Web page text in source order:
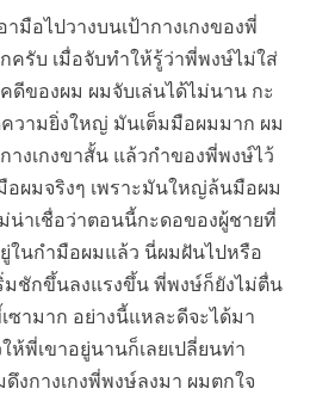
มือไปวางบนเป้ากางเกงของพี่
รับ เมื่อจับทำให้รู้ว่าพี่พงษ์ไม่ใส่
ดีของผม ผมจับเล่นได้ไม่นาน กะ
วามยิ่งใหญ่ มันเต็มมือผมมาก ผม
างเกงขาสั้น แล้วกำของพี่พงษ์ไว้
ผมจริงๆ เพราะมันใหญ่ล้นมือผม
น่าเชื่อว่าตอนนี้กะดอของผู้ชายที่
ในกำมือผมแล้ว นี่ผมฝันไปหรือ
มชักขึ้นลงแรงขึ้น พี่พงษ์ก็ยังไม่ตื่น
ามาก อย่างนี้แหละดีจะได้มา
พี่เขาอยู่นานก็เลยเปลี่ยนท่า
ดึงกางเกงพี่พงษ์ลงมา ผมตกใจ